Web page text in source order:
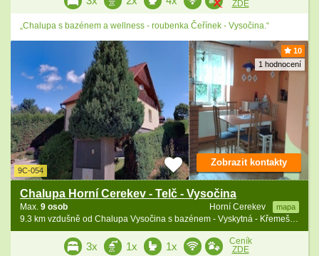
ZDE
„Chalupa s bazénem a wellness - roubenka Čeřínek - Vysočina.“
10
1 hodnocení
9C-054
Chalupa Horní Cerekev - Telč - Vysočina
Horní Cerekev mapa
Max. 9 osob
9.3 km vzdušně od Chalupa Vysočina s bazénem - Vyskytná - Křemešník
Zobrazit kontakty
3x 1x 1x
Ceník
ZDE